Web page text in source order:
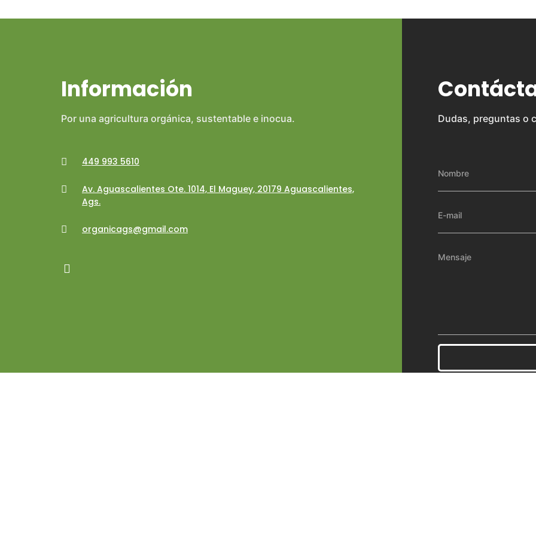
Información
Por una agricultura orgánica, sustentable e inocua.
449 993 5610
Av. Aguascalientes Ote. 1014, El Maguey, 20179 Aguascalientes,
Ags.
organicags@gmail.com
Dudas, preguntas o